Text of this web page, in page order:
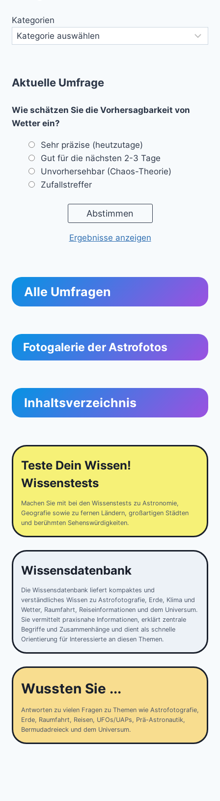
Kategorien
Aktuelle Umfrage
Wie schätzen Sie die Vorhersagbarkeit von
Wetter ein?
Sehr präzise (heutzutage)
Gut für die nächsten 2-3 Tage
Unvorhersehbar (Chaos-Theorie)
Zufallstreffer
Ergebnisse anzeigen
Alle Umfragen
Fotogalerie der Astrofotos
Inhaltsverzeichnis
Teste Dein Wissen!
Wissenstests
Machen Sie mit bei den Wissenstests zu Astronomie,
Geografie sowie zu fernen Ländern, großartigen Städten
und berühmten Sehenswürdigkeiten.
Wissensdatenbank
Die Wissensdatenbank liefert kompaktes und
verständliches Wissen zu Astrofotografie, Erde, Klima und
Wetter, Raumfahrt, Reiseinformationen und dem Universum.
Sie vermittelt praxisnahe Informationen, erklärt zentrale
Begriffe und Zusammenhänge und dient als schnelle
Orientierung für Interessierte an diesen Themen.
Wussten Sie ...
Antworten zu vielen Fragen zu Themen wie Astrofotografie,
Erde, Raumfahrt, Reisen, UFOs/UAPs, Prä-Astronautik,
Bermudadreieck und dem Universum.